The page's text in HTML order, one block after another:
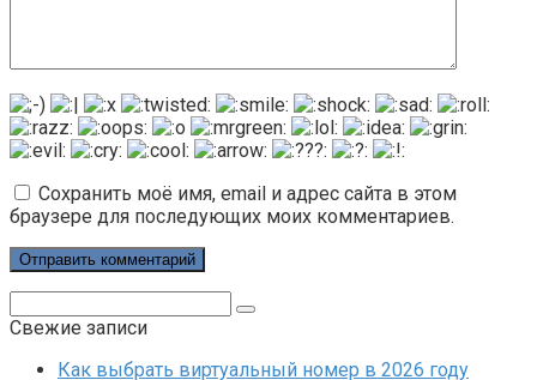
Сохранить моё имя, email и адрес сайта в этом
браузере для последующих моих комментариев.
Свежие записи
Как выбрать виртуальный номер в 2026 году